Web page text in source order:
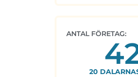
ANTAL FÖRETAG:
20